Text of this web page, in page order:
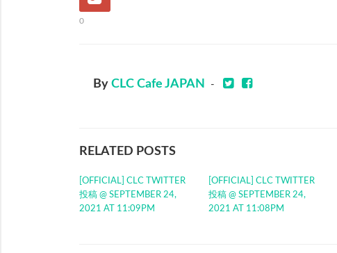
0
By CLC Cafe JAPAN -
RELATED POSTS
[OFFICIAL] CLC TWITTER
投稿 @ SEPTEMBER 24,
2021 AT 11:09PM
[OFFICIAL] CLC TWITTER
投稿 @ SEPTEMBER 24,
2021 AT 11:08PM